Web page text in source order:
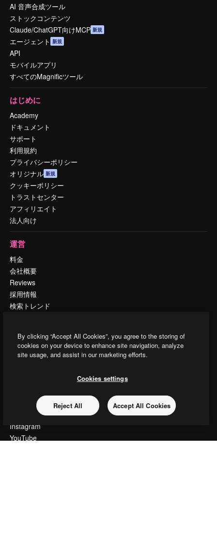
AI 音声合成ツール
ストックコンテンツ
Claude/ChatGPT向けMCP 新規
エージェント 新規
API
モバイルアプリ
すべてのMagnificツール
はじめに
Academy
ドキュメント
サポート
利用規約
プライバシーポリシー
オリジナル 新規
クッキーポリシー
トラストセンター
アフィリエイト
法人向け
運営
料金
会社概要
Reviews
採用情報
検索トレンド
Slidesgo
コンテンツを販売する
magnific.aiをお探しですか？
お問い合わせ
顧客サポート
Instagram
YouTube
By clicking “Accept All Cookies”, you agree to the storing of
cookies on your device to enhance site navigation, analyze
site usage, and assist in our marketing efforts.
Cookies settings
Reject All Accept All Cookies